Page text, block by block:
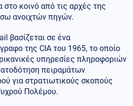
στο κοινό από τις αρχές της
ανοιχτών πηγών.
βασίζεται σε ένα
της CIA του 1965, το οποίο
υπηρεσίες πληροφοριών
πειραμάτων
για στρατιωτικούς σκοπούς
Πολέμου.